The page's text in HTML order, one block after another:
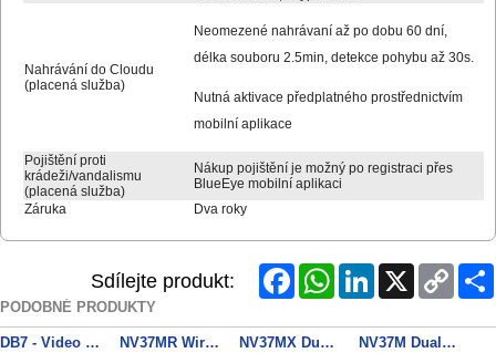
Nahrávání do Cloudu
(placená služba)
Neomezené nahrávaní až po dobu 60 dní,
délka souboru 2.5min, detekce pohybu až 30s.
Nutná aktivace předplatného prostřednictvím
mobilní aplikace
Pojištění proti
krádeži/vandalismu
(placená služba)
Nákup pojištění je možný po registraci přes
BlueEye mobilní aplikaci
Záruka
Dva roky
Sdílejte produkt: FacebookWhatsAppLinkedIn
Copy
Link
PODOBNÉ PRODUKTY
DB7 - Video FHD/HiFi Audio Zvonek WiFi (černý) NV37MR Wireles Door Dual Detec 868MHz NV37MX Dual Detector, Antimasking, PET NV37M Dual Detector, Antimasking, PET